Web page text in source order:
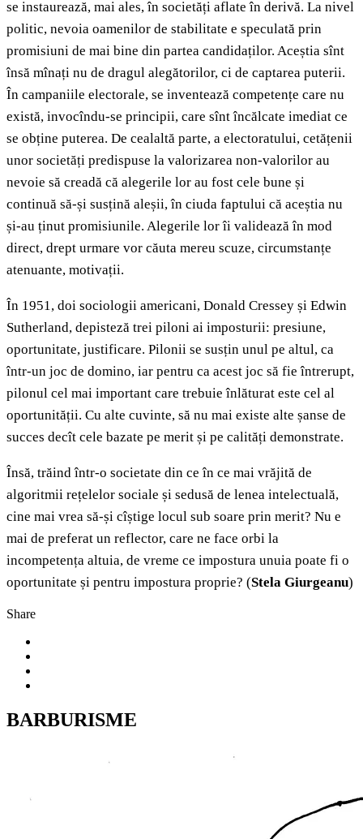
se instaurează, mai ales, în societăți aflate în derivă. La nivel
politic, nevoia oamenilor de stabilitate e speculată prin
promisiuni de mai bine din partea candidaților. Aceștia sînt
însă mînați nu de dragul alegătorilor, ci de captarea puterii.
În campaniile electorale, se inventează competențe care nu
există, invocîndu-se principii, care sînt încălcate imediat ce
se obține puterea. De cealaltă parte, a electoratului, cetățenii
unor societăți predispuse la valorizarea non-valorilor au
nevoie să creadă că alegerile lor au fost cele bune și
continuă să-și susțină aleșii, în ciuda faptului că aceștia nu
și-au ținut promisiunile. Alegerile lor îi validează în mod
direct, drept urmare vor căuta mereu scuze, circumstanțe
atenuante, motivații.
În 1951, doi sociologii americani, Donald Cressey și Edwin
Sutherland, depisteză trei piloni ai imposturii: presiune,
oportunitate, justificare. Pilonii se susțin unul pe altul, ca
într-un joc de domino, iar pentru ca acest joc să fie întrerupt,
pilonul cel mai important care trebuie înlăturat este cel al
oportunității. Cu alte cuvinte, să nu mai existe alte șanse de
succes decît cele bazate pe merit și pe calități demonstrate.
Însă, trăind într-o societate din ce în ce mai vrăjită de
algoritmii rețelelor sociale și sedusă de lenea intelectuală,
cine mai vrea să-și cîștige locul sub soare prin merit? Nu e
mai de preferat un reflector, care ne face orbi la
incompetența altuia, de vreme ce impostura unuia poate fi o
oportunitate și pentru impostura proprie? (Stela Giurgeanu)
Share
BARBURISME